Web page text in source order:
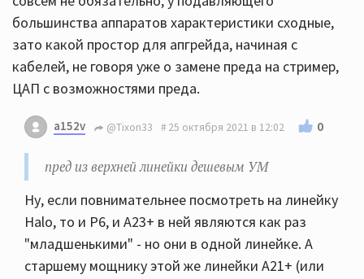
большинства аппаратов характеристики сходные,
зато какой простор для апгрейда, начиная с
кабелей, не говоря уже о замене преда на стример,
ЦАП с возможностями преда.
a152v @Tixon33 25 октября 2021 в 12:02 0
пред из верхней линейки дешевым УМ
Ну, если повнимательнее посмотреть на линейку
Halo, то и Р6, и А23+ в ней являются как раз
"младшенькими" - но они в одной линейке. А
старшему мощнику этой же линейки А21+ (или